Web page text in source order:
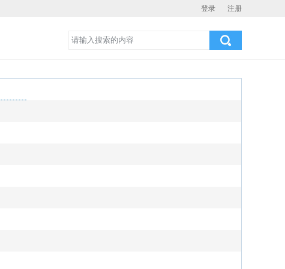
登录 注册